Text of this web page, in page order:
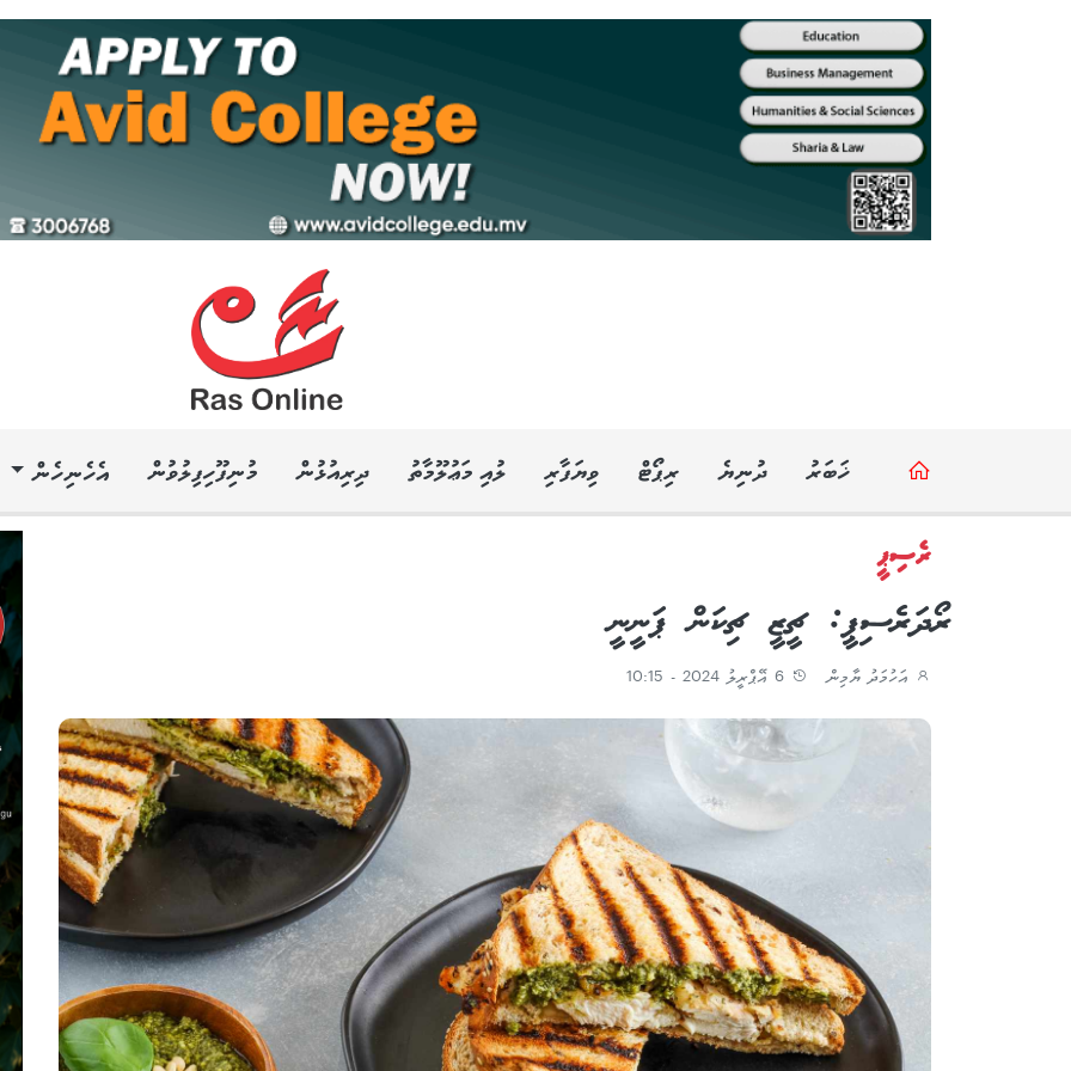
ޚަބަރު ދުނިޔެ ރިޕޯޓް ވިޔަފާރި ލުއި މަޢުލޫމާތު ދިރިއުޅުން މުނިފޫހިފިލުވުން އެހެނިހެން
ރެސިޕީ
ރޯދަ ރެސިޕީ: ޗީޒީ ޗިކަން ޕަނީނީ
އަހުމަދު ޔާމިން